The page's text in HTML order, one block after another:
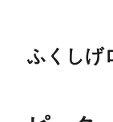
ふくしげ